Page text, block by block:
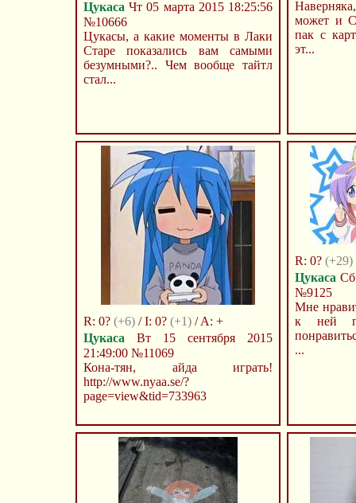
Цукаса Чт 05 марта 2015 18:25:56
№10666
Цукасы, а какие моменты в Лаки
Старе показались вам самыми
безумными?.. Чем вообще тайтл
стал...
может и
пак с
эт...
R: 0? (+6) / I: 0? (+1) / A: +
Цукаса Вт 15 сентября 2015
21:49:00 №11069
Кона-тян, айда играть!
http://www.nyaa.se/?
page=view&tid=733963
R: 0? (+29)
Цукаса
№9125
Мне
к ней
...